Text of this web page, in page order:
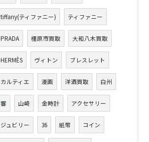
tiffany(ティファニー) ティファニー
PRADA 橿原市買取 大和八木買取
HERMÈS ヴィトン ブレスレット
カルティエ 漫画 洋酒買取 白州
響 山崎 金時計 アクセサリー
ジュビリー 36 紙幣 コイン